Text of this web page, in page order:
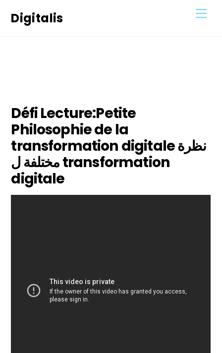
Digitalis
Défi Lecture:Petite
Philosophie de la
transformation digitale نظرة
مختلفة ل transformation
digitale